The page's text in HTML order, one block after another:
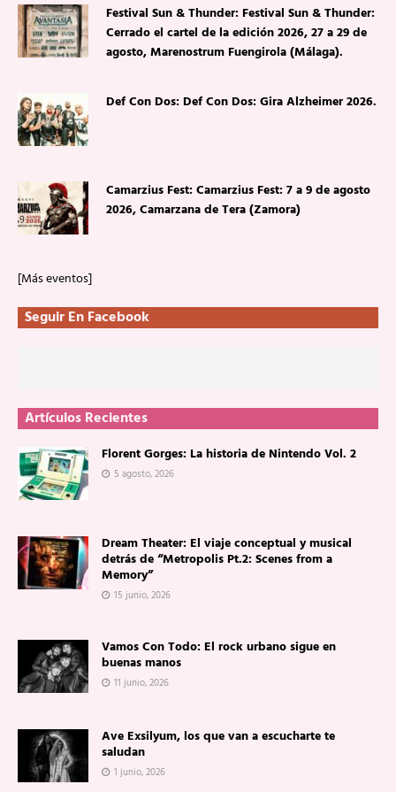
Festival Sun & Thunder: Festival Sun & Thunder:
Cerrado el cartel de la edición 2026, 27 a 29 de
agosto, Marenostrum Fuengirola (Málaga).
Def Con Dos: Def Con Dos: Gira Alzheimer 2026.
Camarzius Fest: Camarzius Fest: 7 a 9 de agosto
2026, Camarzana de Tera (Zamora)
[Más eventos]
Seguir En Facebook
Artículos Recientes
Florent Gorges: La historia de Nintendo Vol. 2
5 agosto, 2026
Dream Theater: El viaje conceptual y musical
detrás de “Metropolis Pt.2: Scenes from a
Memory”
15 junio, 2026
Vamos Con Todo: El rock urbano sigue en
buenas manos
11 junio, 2026
Ave Exsilyum, los que van a escucharte te
saludan
1 junio, 2026